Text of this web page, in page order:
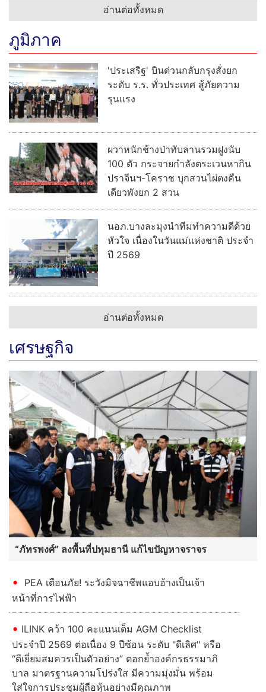
อ่านต่อทั้งหมด
ภูมิภาค
'ประเสริฐ' บินด่วนกลับกรุงสั่งยก
ระดับ ร.ร. ทั่วประเทศ สู้ภัยความ
รุนแรง
ผวาหนักช้างป่าทับลานรวมฝูงนับ
100 ตัว กระจายกำลังตระเวนหากิน
ปราจีนฯ-โคราช บุกสวนไผ่ตงคืน
เดียวพังยก 2 สวน
นอภ.บางละมุงนำทีมทำความดีด้วย
หัวใจ เนื่องในวันแม่แห่งชาติ ประจำ
ปี 2569
อ่านต่อทั้งหมด
เศรษฐกิจ
“ภัทรพงศ์” ลงพื้นที่ปทุมธานี แก้ไขปัญหาจราจร
PEA เตือนภัย! ระวังมิจฉาชีพแอบอ้างเป็นเจ้า
หน้าที่การไฟฟ้า
ILINK คว้า 100 คะแนนเต็ม AGM Checklist
ประจำปี 2569 ต่อเนื่อง 9 ปีซ้อน ระดับ "ดีเลิศ" หรือ
“ดีเยี่ยมสมควรเป็นตัวอย่าง” ตอกย้ำองค์กรธรรมาภิ
บาล มาตรฐานความโปร่งใส มีความมุ่งมั่น พร้อม
ใส่ใจการประชุมผู้ถือหุ้นอย่างมีคุณภาพ